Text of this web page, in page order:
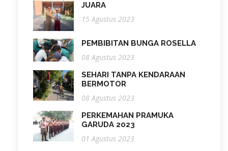
JUARA
15 Agustus 2023
PEMBIBITAN BUNGA ROSELLA
08 Agustus 2023
SEHARI TANPA KENDARAAN
BERMOTOR
08 Agustus 2023
PERKEMAHAN PRAMUKA
GARUDA 2023
01 Agustus 2023